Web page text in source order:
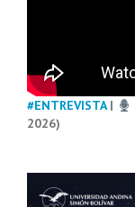
#ENTREVISTA|
2026)